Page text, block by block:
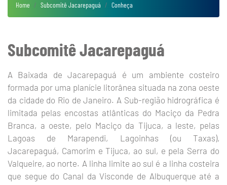
Home Subcomitê Jacarepaguá Conheça
Subcomitê Jacarepaguá
A Baixada de Jacarepaguá é um ambiente costeiro
formada por uma planície litorânea situada na zona oeste
da cidade do Rio de Janeiro. A Sub-região hidrográfica é
limitada pelas encostas atlânticas do Maciço da Pedra
Branca, a oeste, pelo Maciço da Tijuca, a leste, pelas
Lagoas de Marapendi, Lagoinhas (ou Taxas),
Jacarepaguá, Camorim e Tijuca, ao sul, e pela Serra do
Valqueire, ao norte. A linha limite ao sul é a linha costeira
que segue do Canal da Visconde de Albuquerque até a